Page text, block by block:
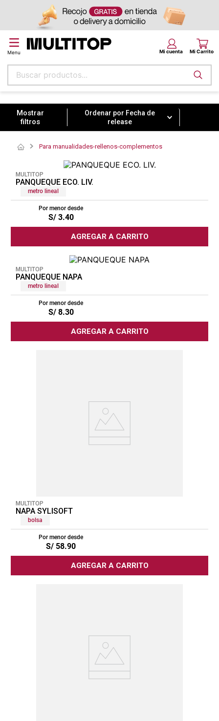
Buscar productos...
Ordenar por Fecha de
release
Para manualidades-rellenos-complementos
MULTITOP
PANQUEQUE ECO. LIV.
metro lineal
Por menor desde
S/ 3.40
AGREGAR A CARRITO
MULTITOP
PANQUEQUE NAPA
metro lineal
Por menor desde
S/ 8.30
AGREGAR A CARRITO
MULTITOP
NAPA SYLISOFT
bolsa
Por menor desde
S/ 58.90
AGREGAR A CARRITO
papel tapiz
alfombra
puff
piso
tela
tapete